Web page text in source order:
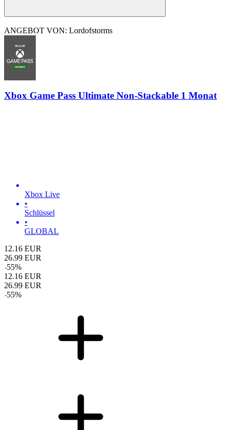
ANGEBOT VON: Lordofstorms
Xbox Game Pass Ultimate Non-Stackable 1 Monat
Xbox Live
•
Schlüssel
•
GLOBAL
12.16 EUR
26.99 EUR
-55%
12.16 EUR
26.99 EUR
-55%